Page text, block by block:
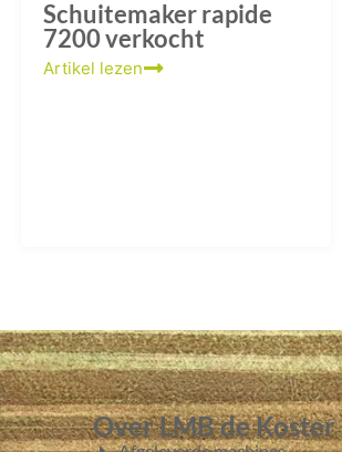
Schuitemaker rapide
7200 verkocht
Artikel lezen
Over LMB de Koster